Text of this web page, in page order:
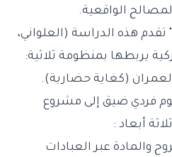
الواقعية.
تقدم هذه الدراسة (العلواني،
يربطها بمنظومة ثلاثية:
(كغاية حضارية).
فردي ضيق إلى مشروع
أبعاد :
والمادة عبر العبادات